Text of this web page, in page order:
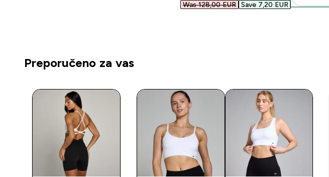
Was 128,00 EUR‎ Save 7,20 EUR‎
Preporučeno za vas